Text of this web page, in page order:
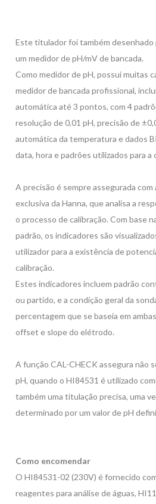
Este titulador foi também desenhado
um medidor de pH/mV de bancada.
Como medidor de pH, possui muitas
medidor de bancada profissional,
automática até 3 pontos, com 4
resolução de 0,01 pH, precisão de
automática da temperatura e dados
data, hora e padrões utilizados para a
A precisão é sempre assegurada com
exclusiva da Hanna, que analisa a
o processo de calibração. Com base
padrão, os indicadores são
utilizador para a existência de
calibração.
Estes indicadores incluem padrão
ou partido, e a condição geral da
percentagem que se baseia em
offset e slope do elétrodo.
A função CAL-CHECK assegura não
pH, quando o HI84531 é utilizado
também uma titulação precisa, uma
determinado por um valor de pH
Como encomendar
O HI84531-02 (230V) é fornecido
reagentes para análise de águas,